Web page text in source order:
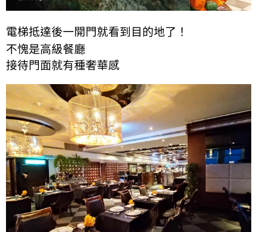
電梯抵達後一開門就看到目的地了！
不愧是高級餐廳
接待門面就有種奢華感